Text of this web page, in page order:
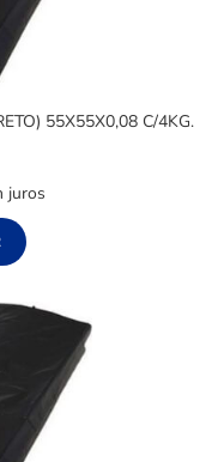
55X55X0,08 C/4KG.
juros